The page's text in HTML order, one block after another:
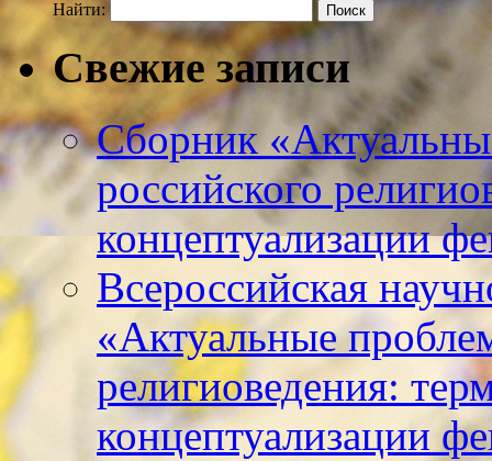
Найти:
Свежие записи
Сборник
российского
концептуализации
Всероссийская
«Актуальные
религиоведения:
концептуализации